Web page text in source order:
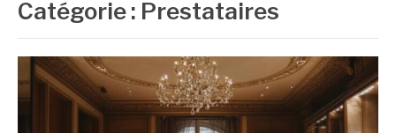
Catégorie : Prestataires